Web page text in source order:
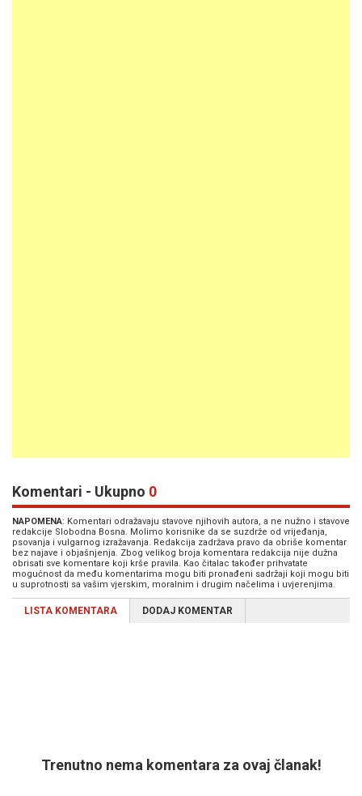
Komentari - Ukupno 0
NAPOMENA: Komentari odražavaju stavove njihovih autora, a ne nužno i stavove
redakcije Slobodna Bosna. Molimo korisnike da se suzdrže od vrijeđanja,
psovanja i vulgarnog izražavanja. Redakcija zadržava pravo da obriše komentar
bez najave i objašnjenja. Zbog velikog broja komentara redakcija nije dužna
obrisati sve komentare koji krše pravila. Kao čitalac također prihvatate
mogućnost da među komentarima mogu biti pronađeni sadržaji koji mogu biti
u suprotnosti sa vašim vjerskim, moralnim i drugim načelima i uvjerenjima.
LISTA KOMENTARA DODAJ KOMENTAR
Trenutno nema komentara za ovaj članak!